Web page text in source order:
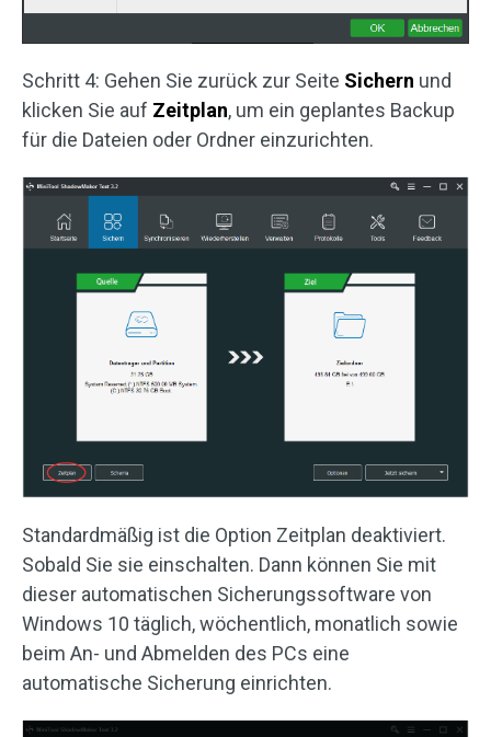
Schritt 4: Gehen Sie zurück zur Seite Sichern und
klicken Sie auf Zeitplan, um ein geplantes Backup
für die Dateien oder Ordner einzurichten.
Standardmäßig ist die Option Zeitplan deaktiviert.
Sobald Sie sie einschalten. Dann können Sie mit
dieser automatischen Sicherungssoftware von
Windows 10 täglich, wöchentlich, monatlich sowie
beim An- und Abmelden des PCs eine
automatische Sicherung einrichten.